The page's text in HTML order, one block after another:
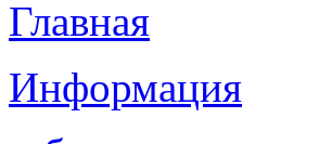
Главная
Информация